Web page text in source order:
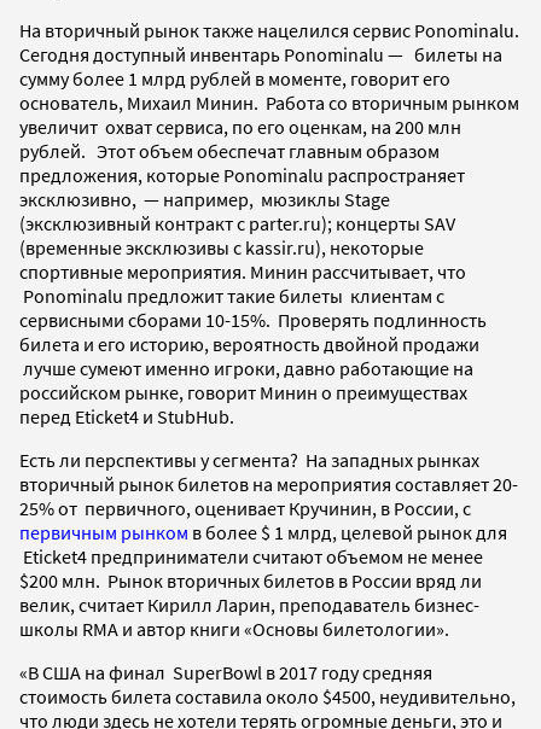
На вторичный рынок также нацелился сервис Ponominalu.
Сегодня доступный инвентарь Ponominalu — билеты на
сумму более 1 млрд рублей в моменте, говорит его
основатель, Михаил Минин. Работа со вторичным рынком
увеличит охват сервиса, по его оценкам, на 200 млн
рублей. Этот объем обеспечат главным образом
предложения, которые Ponominalu распространяет
эксклюзивно, — например, мюзиклы Stage
(эксклюзивный контракт с parter.ru); концерты SAV
(временные эксклюзивы с kassir.ru), некоторые
спортивные мероприятия. Минин рассчитывает, что
Ponominalu предложит такие билеты клиентам с
сервисными сборами 10-15%. Проверять подлинность
билета и его историю, вероятность двойной продажи
лучше сумеют именно игроки, давно работающие на
российском рынке, говорит Минин о преимуществах
перед Eticket4 и StubHub.
Есть ли перспективы у сегмента? На западных рынках
вторичный рынок билетов на мероприятия составляет 20-
25% от первичного, оценивает Кручинин, в России, с
первичным рынком в более $ 1 млрд, целевой рынок для
Eticket4 предприниматели считают объемом не менее
$200 млн. Рынок вторичных билетов в России вряд ли
велик, считает Кирилл Ларин, преподаватель бизнес-
школы RMA и автор книги «Основы билетологии».
«В США на финал SuperBowl в 2017 году средняя
стоимость билета составила около $4500, неудивительно,
что люди здесь не хотели терять огромные деньги, это и